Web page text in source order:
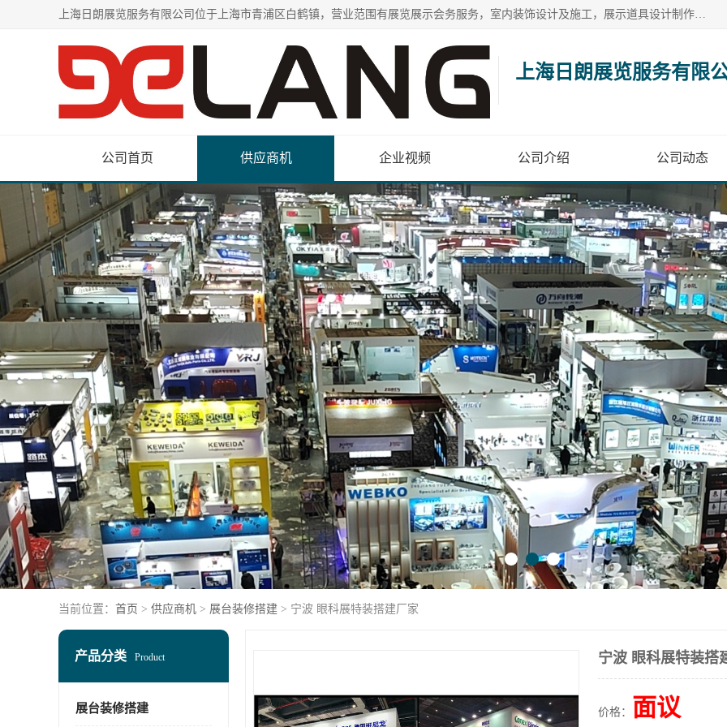
上海日朗展览服务有限公司位于上海市青浦区白鹤镇，营业范围有展览展示会务服务，室内装饰设计及施工，展示道具设计制作，舞台设计，图文设计，灯箱制作，园林绿化工程，广告装潢材料，建筑材料，办公用品，工艺礼品日用百货销售。
上海日朗展览服务有限
公司首页 供应商机 企业视频 公司介绍 公司动态
当前位置： 首页 > 供应商机 > 展台装修搭建 > 宁波 眼科展特装搭建厂家
产品分类 Product
展台装修搭建
宁波 眼科展特装搭
价格： 面议